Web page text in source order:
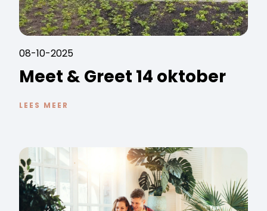
08-10-2025
Meet & Greet 14 oktober
LEES MEER